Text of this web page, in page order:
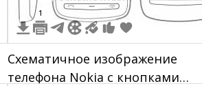
1
Схематичное изображение
телефона Nokia с кнопками